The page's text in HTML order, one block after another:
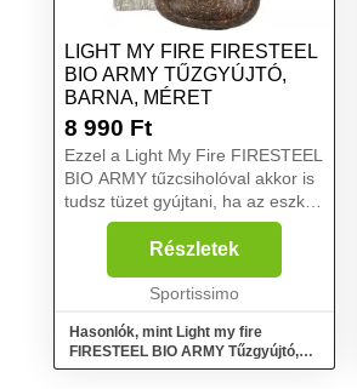
LIGHT MY FIRE FIRESTEEL
BIO ARMY TŰZGYÚJTÓ,
BARNA, MÉRET
8 990 Ft
Ezzel a Light My Fire FIRESTEEL
BIO ARMY tűzcsiholóval akkor is
tudsz tüzet gyújtani, ha az eszköz
nedves. Svédországban készült,
bio alapú műanyagból. Beépített
vészsíppal is rendelkezik....
Részletek
Sportissimo
Hasonlók, mint Light my fire
FIRESTEEL BIO ARMY Tűzgyújtó,
barna, méret